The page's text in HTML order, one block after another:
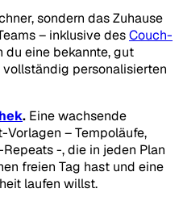
sondern das Zuhause
– inklusive desCouch-
du eine bekannte, gut
personalisierten
. Eine wachsende
Vorlagen – Tempoläufe,
-, die in jeden Plan
freien Tag hast und eine
laufen willst.